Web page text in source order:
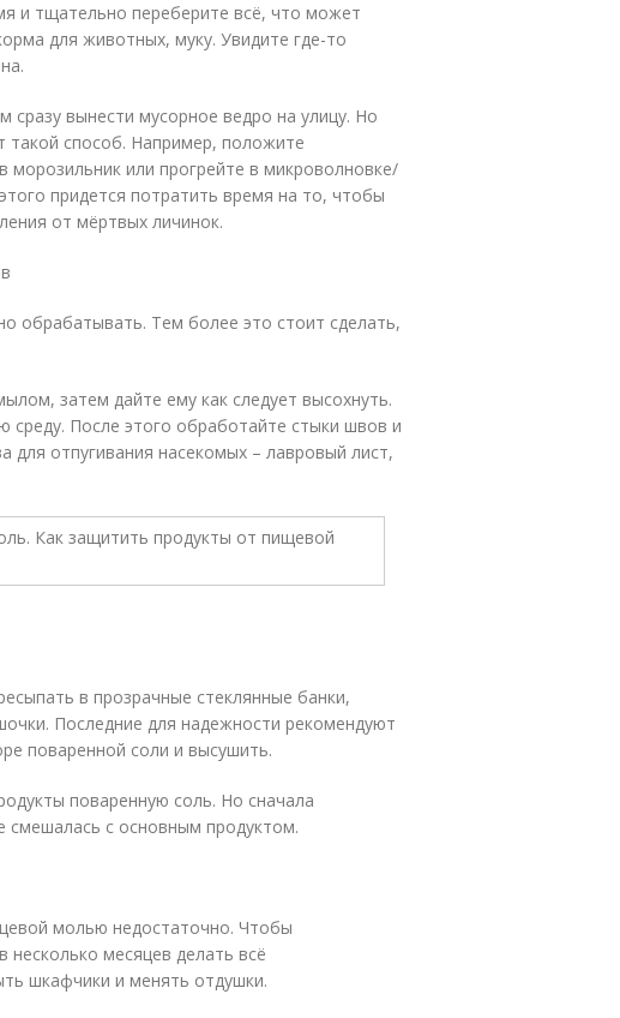
и тщательно переберите всё, что может
для животных, муку. Увидите где-то
сразу вынести мусорное ведро на улицу. Но
такой способ. Например, положите
морозильник или прогрейте в микроволновке/
придется потратить время на то, чтобы
от мёртвых личинок.
обрабатывать. Тем более это стоит сделать,
затем дайте ему как следует высохнуть.
После этого обработайте стыки швов и
для отпугивания насекомых – лавровый лист,
в прозрачные стеклянные банки,
Последние для надежности рекомендуют
поваренной соли и высушить.
поваренную соль. Но сначала
смешалась с основным продуктом.
молью недостаточно. Чтобы
несколько месяцев делать всё
шкафчики и менять отдушки.